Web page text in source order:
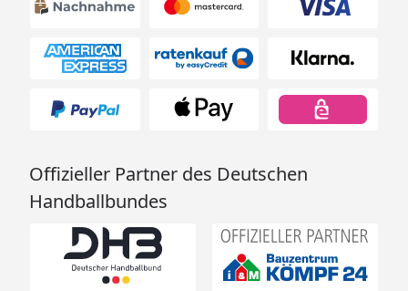
Offizieller Partner des Deutschen
Handballbundes